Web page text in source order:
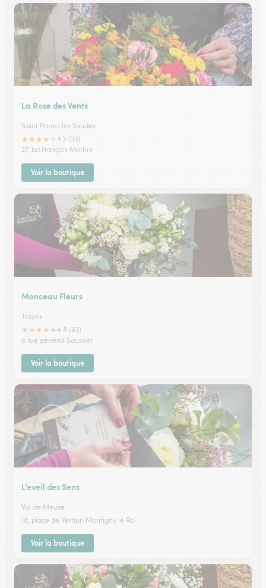
La Rose des Vents
Saint Parres les Vaudes
★★★★
4.2 (33)
27, bd François Mothré
Voir la boutique
Monceau Fleurs
Troyes
★★★★★4.8 (63)
6 rue général Saussier
Voir la boutique
L’eveil des Sens
Val de Meuse
18, place de Verdun Montigny le Roi
Voir la boutique